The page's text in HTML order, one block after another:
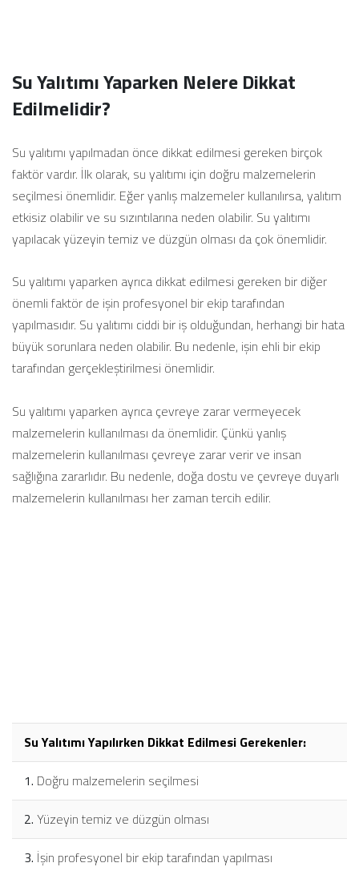
Su Yalıtımı Yaparken Nelere Dikkat
Edilmelidir?
Su yalıtımı yapılmadan önce dikkat edilmesi gereken birçok
faktör vardır. İlk olarak, su yalıtımı için doğru malzemelerin
seçilmesi önemlidir. Eğer yanlış malzemeler kullanılırsa, yalıtım
etkisiz olabilir ve su sızıntılarına neden olabilir. Su yalıtımı
yapılacak yüzeyin temiz ve düzgün olması da çok önemlidir.
Su yalıtımı yaparken ayrıca dikkat edilmesi gereken bir diğer
önemli faktör de işin profesyonel bir ekip tarafından
yapılmasıdır. Su yalıtımı ciddi bir iş olduğundan, herhangi bir hata
büyük sorunlara neden olabilir. Bu nedenle, işin ehli bir ekip
tarafından gerçekleştirilmesi önemlidir.
Su yalıtımı yaparken ayrıca çevreye zarar vermeyecek
malzemelerin kullanılması da önemlidir. Çünkü yanlış
malzemelerin kullanılması çevreye zarar verir ve insan
sağlığına zararlıdır. Bu nedenle, doğa dostu ve çevreye duyarlı
malzemelerin kullanılması her zaman tercih edilir.
Su Yalıtımı Yapılırken Dikkat Edilmesi Gerekenler:
1. Doğru malzemelerin seçilmesi
2. Yüzeyin temiz ve düzgün olması
3. İşin profesyonel bir ekip tarafından yapılması